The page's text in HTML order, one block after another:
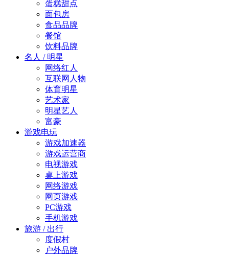
蛋糕甜点
面包房
食品品牌
餐馆
饮料品牌
名人 / 明星
网络红人
互联网人物
体育明星
艺术家
明星艺人
富豪
游戏电玩
游戏加速器
游戏运营商
电视游戏
桌上游戏
网络游戏
网页游戏
PC游戏
手机游戏
旅游 / 出行
度假村
户外品牌